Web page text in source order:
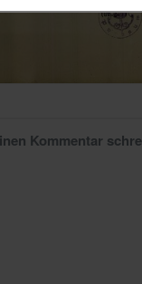
Kommentar